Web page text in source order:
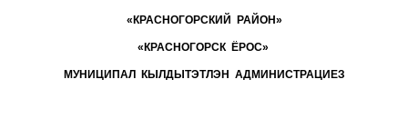
«КРАСНОГОРСКИЙ РАЙОН»
«КРАСНОГОРСК ЁРОС»
МУНИЦИПАЛ КЫЛДЫТЭТЛЭН АДМИНИСТРАЦИЕЗ